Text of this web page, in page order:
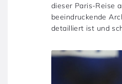
dieser Paris-Reise
beeindruckende
detailliert ist und